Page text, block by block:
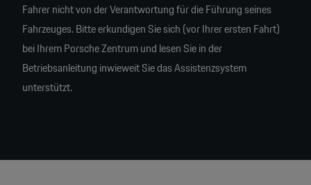
Fahrer nicht von der Verantwortung für die Führung seines
Fahrzeuges. Bitte erkundigen Sie sich (vor Ihrer ersten Fahrt)
bei Ihrem Porsche Zentrum und lesen Sie in der
Betriebsanleitung inwieweit Sie das Assistenzsystem
unterstützt.